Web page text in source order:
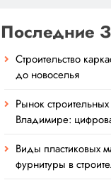
Последние
Строительство
до новоселья
Рынок
Владимире:
Виды пластиковых
фурнитуры в